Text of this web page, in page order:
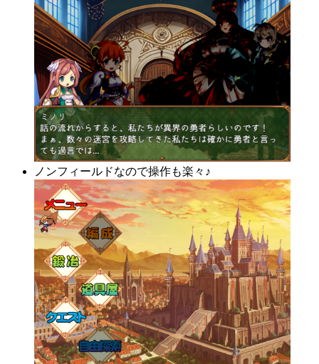
ノンフィールドなので操作も楽々♪